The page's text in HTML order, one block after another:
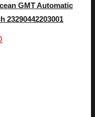
GMT Automatic
23290442203001